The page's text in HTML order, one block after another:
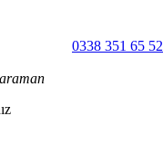
0338 351 65 52